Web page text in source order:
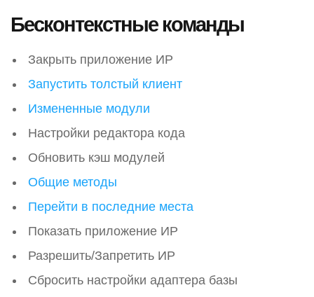
Бесконтекстные команды
Закрыть приложение ИР
Запустить толстый клиент
Измененные модули
Настройки редактора кода
Обновить кэш модулей
Общие методы
Перейти в последние места
Показать приложение ИР
Разрешить/Запретить ИР
Сбросить настройки адаптера базы